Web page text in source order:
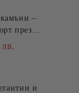
–
през
и